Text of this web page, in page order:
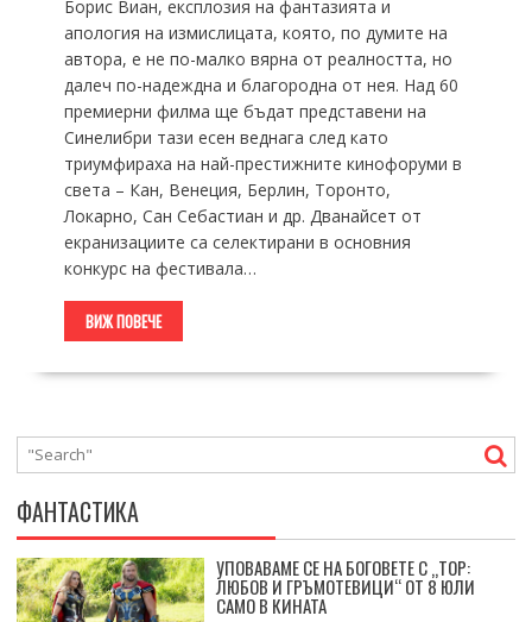
Борис Виан, експлозия на фантазията и
апология на измислицата, която, по думите на
автора, е не по-малко вярна от реалността, но
далеч по-надеждна и благородна от нея. Над 60
премиерни филма ще бъдат представени на
Синелибри тази есен веднага след като
триумфираха на най-престижните кинофоруми в
света – Кан, Венеция, Берлин, Торонто,
Локарно, Сан Себастиан и др. Дванайсет от
екранизациите са селектирани в основния
конкурс на фестивала…
ВИЖ ПОВЕЧЕ
ФАНТАСТИКА
УПОВАВАМЕ СЕ НА БОГОВЕТЕ С „ТОР:
ЛЮБОВ И ГРЪМОТЕВИЦИ“ ОТ 8 ЮЛИ
САМО В КИНАТА